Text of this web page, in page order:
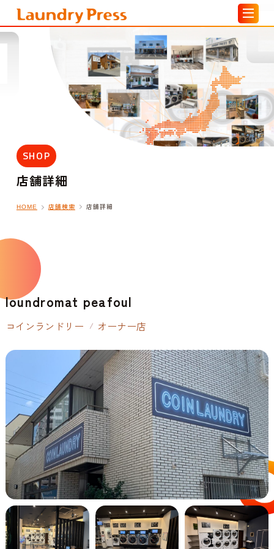
SHOP
店舗詳細
HOME 店舗検索 店舗詳細
loundromat peafoul
コインランドリー オーナー店